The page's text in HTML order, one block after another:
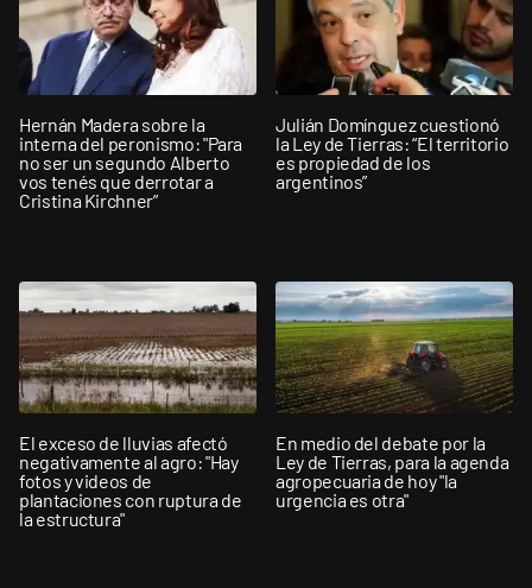
Hernán Madera sobre la
interna del peronismo: "Para
no ser un segundo Alberto
vos tenés que derrotar a
Cristina Kirchner”
Julián Domínguez cuestionó
la Ley de Tierras: “El territorio
es propiedad de los
argentinos”
El exceso de lluvias afectó
negativamente al agro: "Hay
fotos y videos de
plantaciones con ruptura de
la estructura"
En medio del debate por la
Ley de Tierras, para la agenda
agropecuaria de hoy "la
urgencia es otra"